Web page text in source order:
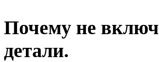
Почему не
детали.